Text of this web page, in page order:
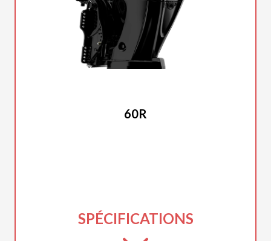
60R
SPÉCIFICATIONS